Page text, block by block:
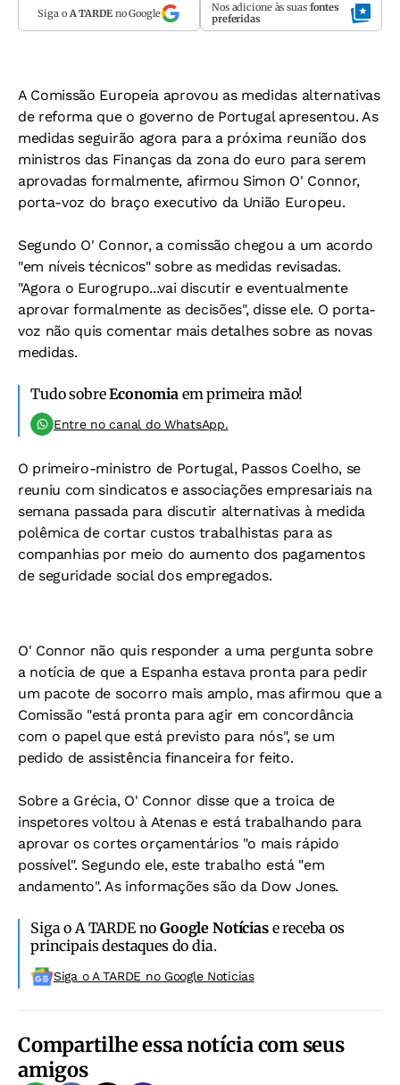
Siga o A TARDEno Google Nos adicione às suas fontes
preferidas
A Comissão Europeia aprovou as medidas alternativas
de reforma que o governo de Portugal apresentou. As
medidas seguirão agora para a próxima reunião dos
ministros das Finanças da zona do euro para serem
aprovadas formalmente, afirmou Simon O' Connor,
porta-voz do braço executivo da União Europeu.
Segundo O' Connor, a comissão chegou a um acordo
"em níveis técnicos" sobre as medidas revisadas.
"Agora o Eurogrupo...vai discutir e eventualmente
aprovar formalmente as decisões", disse ele. O porta-
voz não quis comentar mais detalhes sobre as novas
medidas.
Tudo sobreEconomiaem primeira mão!
Entre no canal do WhatsApp.
O primeiro-ministro de Portugal, Passos Coelho, se
reuniu com sindicatos e associações empresariais na
semana passada para discutir alternativas à medida
polêmica de cortar custos trabalhistas para as
companhias por meio do aumento dos pagamentos
de seguridade social dos empregados.
O' Connor não quis responder a uma pergunta sobre
a notícia de que a Espanha estava pronta para pedir
um pacote de socorro mais amplo, mas afirmou que a
Comissão "está pronta para agir em concordância
com o papel que está previsto para nós", se um
pedido de assistência financeira for feito.
Sobre a Grécia, O' Connor disse que a troica de
inspetores voltou à Atenas e está trabalhando para
aprovar os cortes orçamentários "o mais rápido
possível". Segundo ele, este trabalho está "em
andamento". As informações são da Dow Jones.
Siga o A TARDE noGoogle Notíciase receba os
principais destaques do dia.
Siga o A TARDE no Google Noticias
Compartilhe essa notícia com seus
amigos